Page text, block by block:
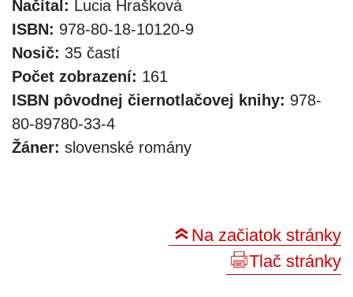
Načítal: Lucia Hrašková
ISBN: 978-80-18-10120-9
Nosič: 35 častí
Počet zobrazení: 161
ISBN pôvodnej čiernotlačovej knihy: 978-
80-89780-33-4
Žáner: slovenské romány
Na začiatok stránky
Tlač stránky